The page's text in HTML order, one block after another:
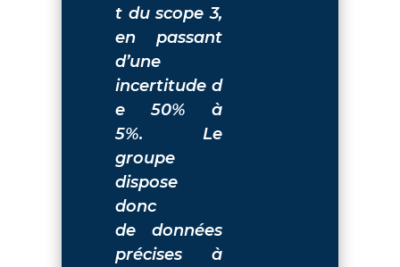
t du scope 3,
en passant
d’une
incertitude d
e 50% à
5%. Le
groupe
dispose
donc
de données
précises à